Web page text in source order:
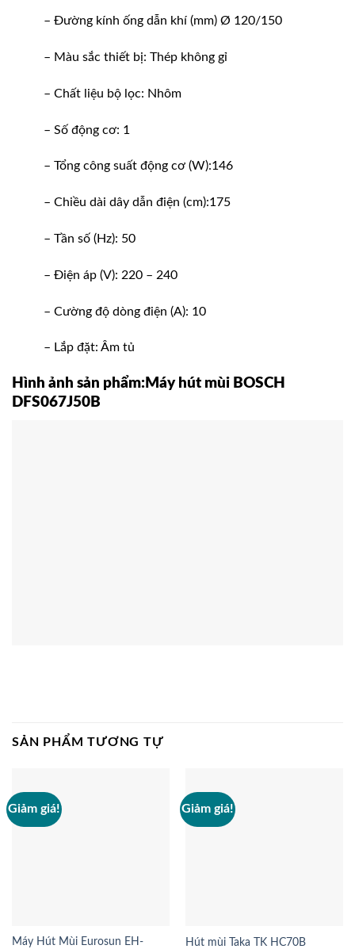
– Đường kính ống dẫn khí (mm) Ø 120/150
– Màu sắc thiết bị: Thép không gỉ
– Chất liệu bộ lọc: Nhôm
– Số động cơ: 1
– Tổng công suất động cơ (W):146
– Chiều dài dây dẫn điện (cm):175
– Tần số (Hz): 50
– Điện áp (V): 220 – 240
– Cường độ dòng điện (A): 10
– Lắp đặt: Âm tủ
Hình ảnh sản phẩm:Máy hút mùi BOSCH
DFS067J50B
SẢN PHẨM TƯƠNG TỰ
Giảm giá!
Máy Hút Mùi Eurosun EH-
Giảm giá!
Hút mùi Taka TK HC70B